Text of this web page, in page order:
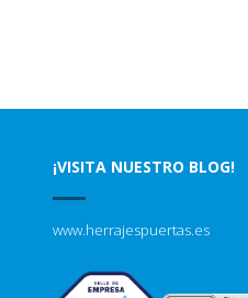
¡VISITA NUESTRO BLOG!
www.herrajespuertas.es